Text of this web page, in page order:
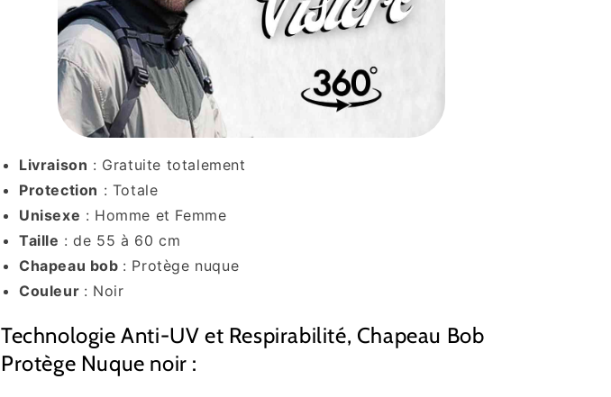
Livraison : Gratuite totalement
Protection : Totale
Unisexe : Homme et Femme
Taille : de 55 à 60 cm
Chapeau bob : Protège nuque
Couleur : Noir
Technologie Anti-UV et Respirabilité, Chapeau Bob
Protège Nuque noir :